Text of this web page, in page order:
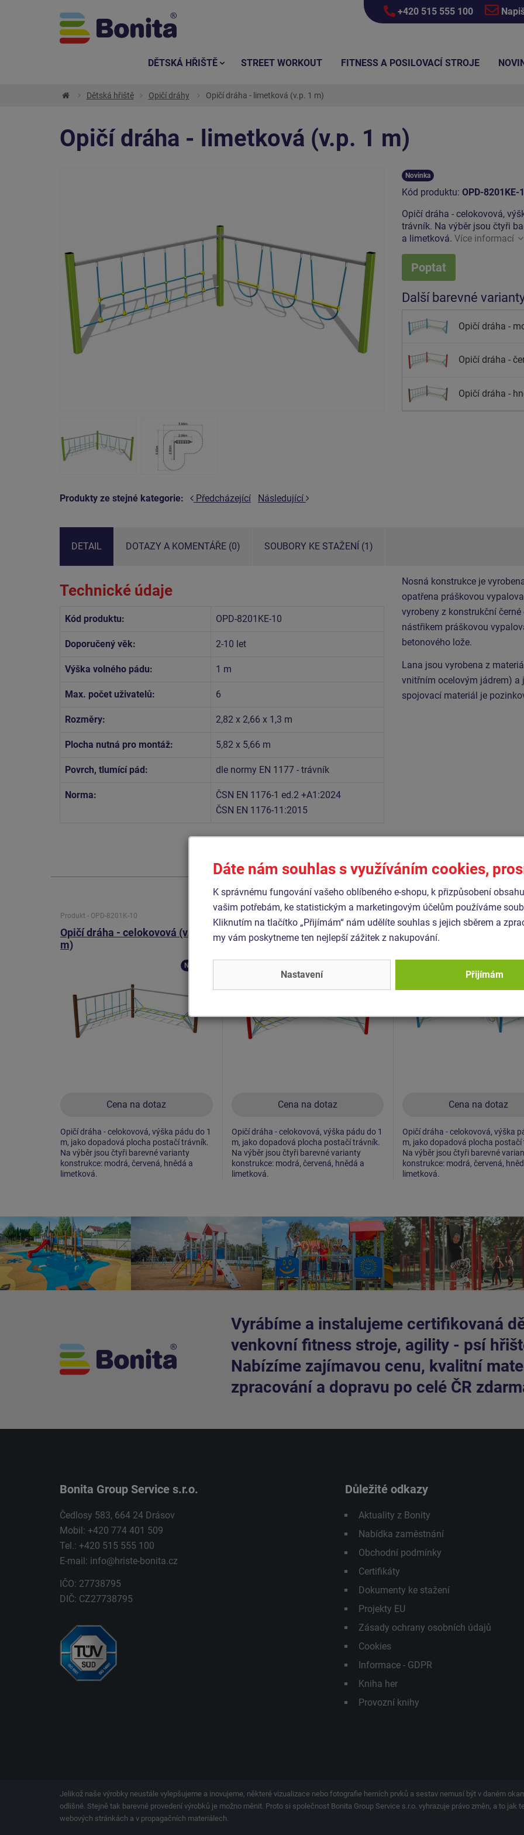
+420 515 555 100
Dětská hřiště Opičí dráhy Opičí dráha - limetková (v.p. 1 m)
Opičí dráha - limetková (v.p. 1 m)
Produkty ze stejné kategorie: Předcházející Následující
Novinka
Kód produktu: OPD-8201KE-
Opičí dráha - celokovová,
trávník. Na výběr jsou čtyři
a limetková. Více informací
Poptat
Další barevné
Opičí dráha -
Opičí dráha -
Opičí dráha -
DETAIL DOTAZY A KOMENTÁŘE (0) SOUBORY KE STAŽENÍ (1)
Technické údaje
Kód produktu: OPD-8201KE-10
Doporučený věk: 2-10 let
Výška volného pádu: 1 m
Max. počet uživatelů: 6
Rozměry: 2,82 x 2,66 x 1,3 m
Plocha nutná pro montáž: 5,82 x 5,66 m
Povrch, tlumící pád: dle normy EN 1177 - trávník
Norma:
ČSN EN 1176-1 ed.2 +A1:2024
ČSN EN 1176-11:2015
Nosná konstrukce je
opatřena práškovou
vyrobeny z konstrukční
nástřikem práškovou
betonového lože.
Lana jsou vyrobena z
vnitřním ocelovým jádrem) a
spojovací materiál je
Podobnézboží
Produkt - OPD-8201K-10
Opičí dráha - celokovová (v.p. 1
m)
Cena na dotaz
Novinka
Opičí dráha - celokovová, výška pádu do 1
m, jako dopadová plocha postačí trávník.
Na výběr jsou čtyři barevné varianty
konstrukce: modrá, červená, hnědá a
limetková.
Opičí dráha - celokovová (v.p. 1
m)
Cena na dotaz
Opičí dráha - celokovová, výška pádu do 1
m, jako dopadová plocha postačí trávník.
Na výběr jsou čtyři barevné varianty
konstrukce: modrá, červená, hnědá a
limetková.
Opičí dráha - celokovová
m)
Cena na dotaz
Opičí dráha - celokovová, výška
m, jako dopadová plocha postačí
Na výběr jsou čtyři barevné
konstrukce: modrá, červená,
limetková.
Vyrábíme a instalujeme certifikovaná
venkovní fitness stroje, agility - psí
Nabízíme zajímavou cenu, kvalitní
zpracování a dopravu po celé ČR
Bonita Group Service s.r.o.
Čedlosy 583, 664 24 Drásov
Mobil: +420 774 401 509
Tel.: +420 515 555 100
E-mail: info@hriste-bonita.cz
IČO: 27738795
DIČ: CZ27738795
Důležité odkazy
Aktuality z Bonity
Nabídka zaměstnání
Obchodní podmínky
Certifikáty
Dokumenty ke stažení
Projekty EU
Zásady ochrany osobních údajů
Cookies
Informace - GDPR
Kniha her
Provozní knihy
Jelikož naše výrobky neustále vylepšujeme a inovujeme, některé vizualizace nebo fotografie herních prvků a sestav nemusí být v daném
odlišné. Stejně tak barevné provedení výrobků je možno měnit. Proto si společnost Bonita Group Service s.r.o. vyhrazuje právo změn, a to
webových stránkách a v propagačních materiálech.
DĚTSKÁ HŘIŠTĚ STREET WORKOUT FITNESS A POSILOVACÍ STROJE
Dáte nám souhlas s využíváním cookies,
K správnému fungování vašeho oblíbeného e-shopu, k přizpůsobení
vašim potřebám, ke statistickým a marketingovým účelům používáme
Kliknutím na tlačítko „Přijímám“ nám udělíte souhlas s jejich sběrem a
my vám poskytneme ten nejlepší zážitek z nakupování.
Nastavení Přijímám